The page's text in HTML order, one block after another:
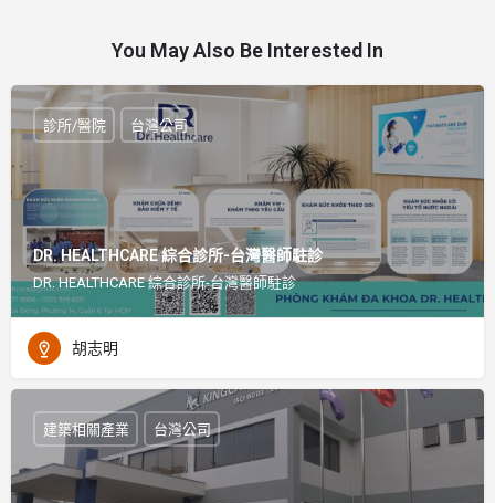
You May Also Be Interested In
DR. HEALTHCARE 綜合診所-台灣醫師駐診
DR. HEALTHCARE 綜合診所-台灣醫師駐診
診所/醫院 台灣公司
胡志明
建築相關產業 台灣公司